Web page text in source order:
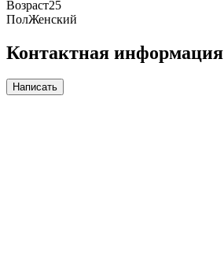
Возраст25
ПолЖенский
Контактная информация
Написать